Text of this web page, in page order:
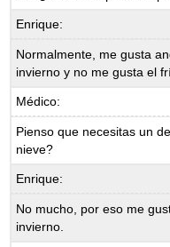
Enrique:
Normalmente, me gusta
invierno y no me gusta el
Médico:
Pienso que necesitas un
nieve?
Enrique:
No mucho, por eso me
invierno.